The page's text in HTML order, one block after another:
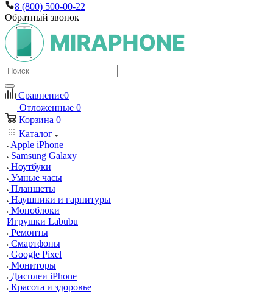
8 (800) 500-00-22
Обратный звонок
Сравнение0
Отложенные 0
Корзина 0
Каталог
Apple iPhone
Samsung Galaxy
Ноутбуки
Умные часы
Планшеты
Наушники и гарнитуры
Моноблоки
Игрушки Labubu
Ремонты
Смартфоны
Google Pixel
Мониторы
Дисплеи iPhone
Красота и здоровье